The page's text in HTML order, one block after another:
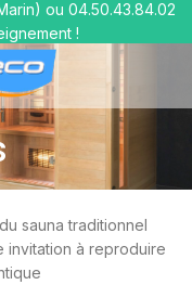
sauna traditionnel
invitation à reproduire
ou 04.50.43.84.02
!